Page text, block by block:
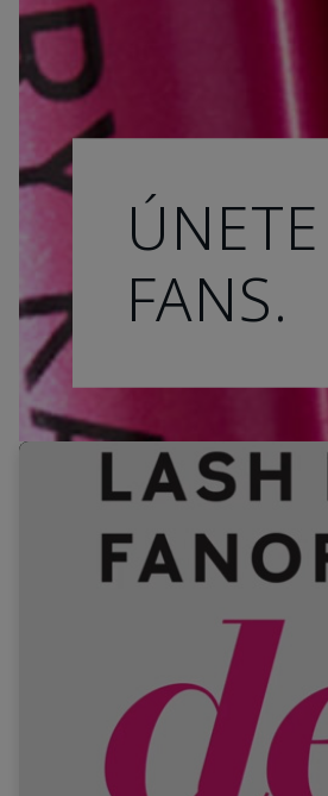
FANS.